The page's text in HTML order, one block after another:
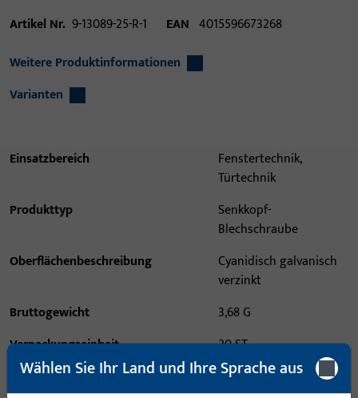
Artikel Nr. 9-13089-25-R-1 EAN 4015596673268
Weitere Produktinformationen
Varianten
Einsatzbereich
Fenstertechnik,
Türtechnik
Produkttyp
Senkkopf-
Blechschraube
Oberflächenbeschreibung
Cyanidisch galvanisch
verzinkt
Bruttogewicht
3,68 G
Verpackungseinheit
20 ST
Mindestbestelleinheit
1 ST
Wählen Sie Ihr Land und Ihre Sprache aus